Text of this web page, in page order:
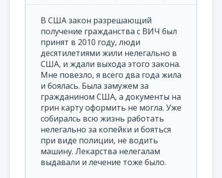
В США закон разрешающий
получение гражданства с ВИЧ был
принят в 2010 году, люди
десятилетиями жили нелегально в
США, и ждали выхода этого закона.
Мне повезло, я всего два года жила
и боялась. Была замужем за
гражданином США, а документы на
грин карту оформить не могла. Уже
собиралсь всю жизнь работать
нелегально за копейки и бояться
при виде полиции, не водить
машину. Лекарства нелегалам
выдавали и лечение тоже было.